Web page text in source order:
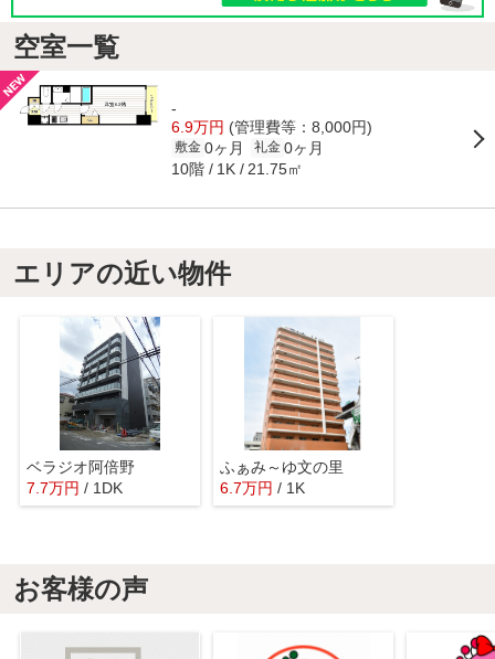
空室一覧
-
6.9万円 (管理費等：8,000円)
敷金 0ヶ月 礼金 0ヶ月
10階 1K 21.75㎡
エリアの近い物件
ベラジオ阿倍野
7.7万円 / 1DK
ふぁみ～ゆ文の里
6.7万円 / 1K
お客様の声